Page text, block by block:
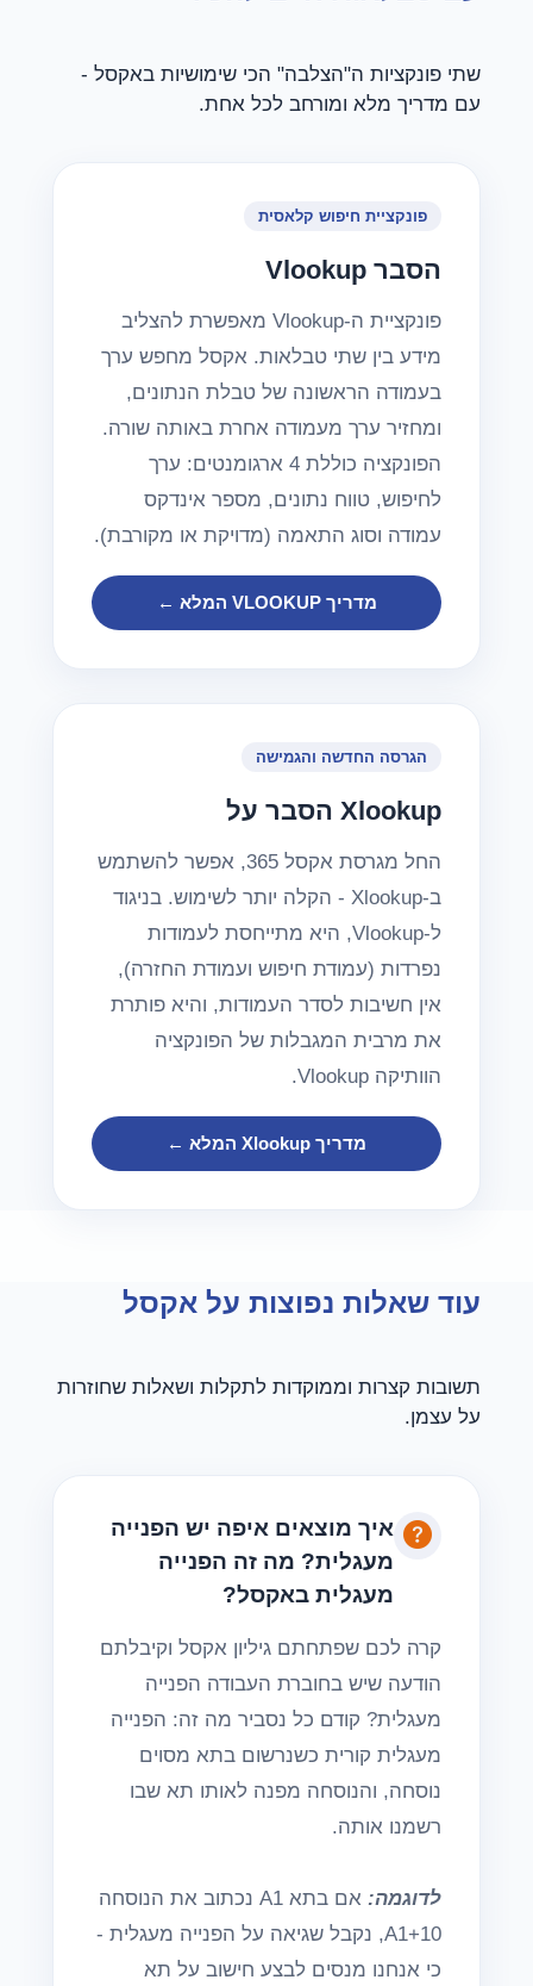
שתי פונקציות ה"הצלבה" הכי שימושיות באקסל -
עם מדריך מלא ומורחב לכל אחת.
פונקציית חיפוש קלאסית
Vlookup הסבר
פונקציית ה-Vlookup מאפשרת להצליב
מידע בין שתי טבלאות. אקסל מחפש ערך
בעמודה הראשונה של טבלת הנתונים,
ומחזיר ערך מעמודה אחרת באותה שורה.
הפונקציה כוללת 4 ארגומנטים: ערך
לחיפוש, טווח נתונים, מספר אינדקס
עמודה וסוג התאמה (מדויקת או מקורבת).
מדריך VLOOKUP המלא ←
הגרסה החדשה והגמישה
הסבר על Xlookup
החל מגרסת אקסל 365, אפשר להשתמש
ב-Xlookup - הקלה יותר לשימוש. בניגוד
ל-Vlookup, היא מתייחסת לעמודות
נפרדות (עמודת חיפוש ועמודת החזרה),
אין חשיבות לסדר העמודות, והיא פותרת
את מרבית המגבלות של הפונקציה
הוותיקה Vlookup.
מדריך Xlookup המלא ←
עוד שאלות נפוצות על אקסל
תשובות קצרות וממוקדות לתקלות ושאלות שחוזרות
על עצמן.
איך מוצאים איפה יש הפנייה
מעגלית? מה זה הפנייה
מעגלית באקסל?
קרה לכם שפתחתם גיליון אקסל וקיבלתם
הודעה שיש בחוברת העבודה הפנייה
מעגלית? קודם כל נסביר מה זה: הפנייה
מעגלית קורית כשנרשום בתא מסוים
נוסחה, והנוסחה מפנה לאותו תא שבו
רשמנו אותה.
לדוגמה:אם בתא A1 נכתוב את הנוסחה
A1+10, נקבל שגיאה על הפנייה מעגלית -
כי אנחנו מנסים לבצע חישוב על תא